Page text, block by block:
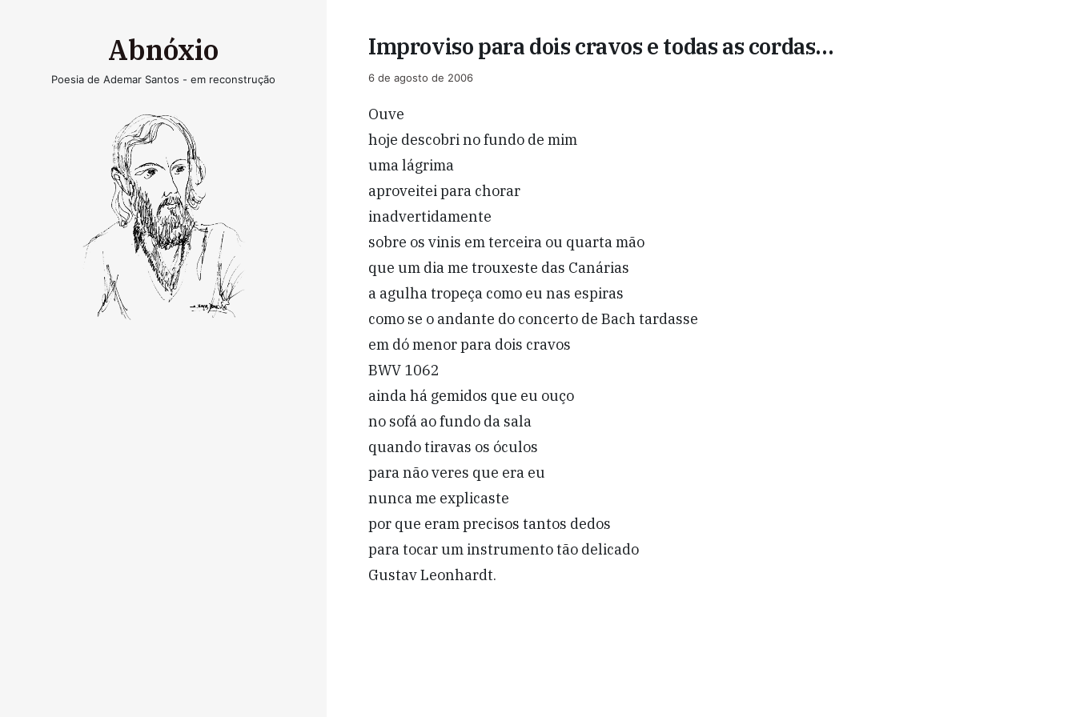
Abnóxio
Poesia de Ademar Santos - em reconstrução
Improviso para dois cravos e todas as cordas...
6 de agosto de 2006
Ouve
hoje descobri no fundo de mim
uma lágrima
aproveitei para chorar
inadvertidamente
sobre os vinis em terceira ou quarta mão
que um dia me trouxeste das Canárias
a agulha tropeça como eu nas espiras
como se o andante do concerto de Bach tardasse
em dó menor para dois cravos
BWV 1062
ainda há gemidos que eu ouço
no sofá ao fundo da sala
quando tiravas os óculos
para não veres que era eu
nunca me explicaste
por que eram precisos tantos dedos
para tocar um instrumento tão delicado
Gustav Leonhardt.